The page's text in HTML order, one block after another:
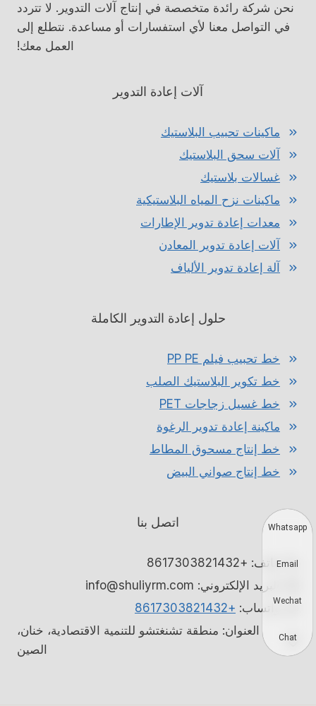
نحن شركة رائدة متخصصة في إنتاج آلات التدوير. لا تتردد
في التواصل معنا لأي استفسارات أو مساعدة. نتطلع إلى
العمل معك!
آلات إعادة التدوير
ماكينات تحبيب البلاستيك
آلات سحق البلاستيك
غسالات بلاستيك
ماكينات نزح المياه البلاستيكية
معدات إعادة تدوير الإطارات
آلات إعادة تدوير المعادن
آلة إعادة تدوير الألياف
حلول إعادة التدوير الكاملة
خط تحبيب فيلم PP PE
خط تكوير البلاستيك الصلب
خط غسيل زجاجات PET
ماكينة إعادة تدوير الرغوة
خط إنتاج مسحوق المطاط
خط إنتاج صواني البيض
اتصل بنا
هاتف: +8617303821432
البريد الإلكتروني: info@shuliyrm.com
واتساب: +8617303821432
العنوان: منطقة تشنغتشو للتنمية الاقتصادية، خنان،
الصين
Whatsapp
Email
Wechat
Chat